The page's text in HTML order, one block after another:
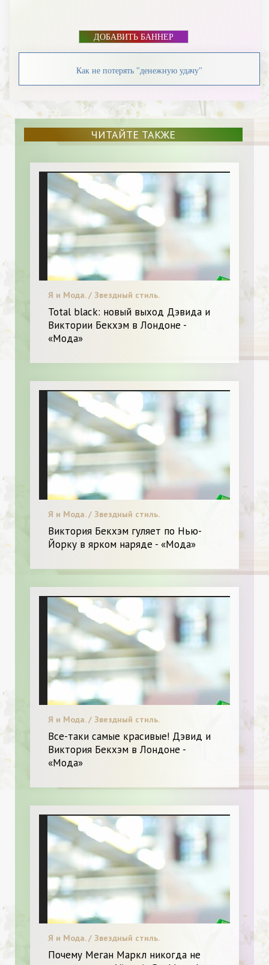
ДОБАВИТЬ БАННЕР
Как не потерять "денежную удачу"
ЧИТАЙТЕ ТАКЖЕ
Я и Мода. / Звездный стиль.
Total black: новый выход Дэвида и
Виктории Бекхэм в Лондоне -
«Мода»
Я и Мода. / Звездный стиль.
Виктория Бекхэм гуляет по Нью-
Йорку в ярком наряде - «Мода»
Я и Мода. / Звездный стиль.
Все-таки самые красивые! Дэвид и
Виктория Бекхэм в Лондоне -
«Мода»
Я и Мода. / Звездный стиль.
Почему Меган Маркл никогда не